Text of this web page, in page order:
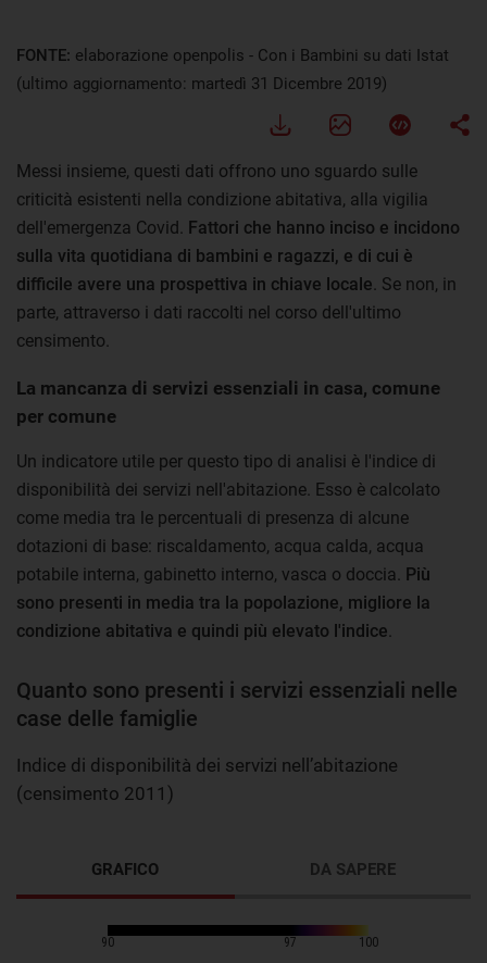
FONTE: elaborazione openpolis - Con i Bambini su dati Istat
(ultimo aggiornamento: martedì 31 Dicembre 2019)
Messi insieme, questi dati offrono uno sguardo sulle
criticità esistenti nella condizione abitativa, alla vigilia
dell'emergenza Covid. Fattori che hanno inciso e incidono
sulla vita quotidiana di bambini e ragazzi, e di cui è
difficile avere una prospettiva in chiave locale. Se non, in
parte, attraverso i dati raccolti nel corso dell'ultimo
censimento.
La mancanza di servizi essenziali in casa, comune
per comune
Un indicatore utile per questo tipo di analisi è l'indice di
disponibilità dei servizi nell'abitazione. Esso è calcolato
come media tra le percentuali di presenza di alcune
dotazioni di base: riscaldamento, acqua calda, acqua
potabile interna, gabinetto interno, vasca o doccia. Più
sono presenti in media tra la popolazione, migliore la
condizione abitativa e quindi più elevato l'indice.
Quanto sono presenti i servizi essenziali nelle
case delle famiglie
Indice di disponibilità dei servizi nell’abitazione
(censimento 2011)
GRAFICO DA SAPERE